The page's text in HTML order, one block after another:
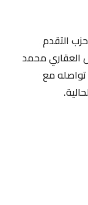
التقدم
العقاري محمد
مع